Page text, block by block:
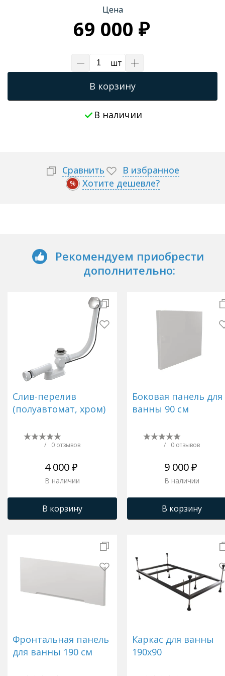
Трапы для душевых
Цена
69 000 ₽
шт
В корзину
В наличии
Сравнить В избранное
% Хотите дешевле?
Рекомендуем приобрести
дополнительно:
Слив-перелив
(полуавтомат, хром)
/ 0 отзывов
4 000 ₽
В наличии
В корзину
Боковая панель для
ванны 90 см
/ 0 отзывов
9 000 ₽
В наличии
В корзину
Фронтальная панель
для ванны 190 см
Каркас для ванны
190x90